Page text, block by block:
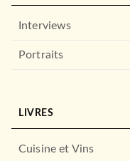
Interviews
Portraits
LIVRES
Cuisine et Vins